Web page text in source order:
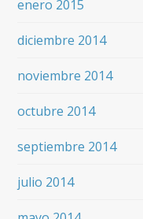
enero 2015
diciembre 2014
noviembre 2014
octubre 2014
septiembre 2014
julio 2014